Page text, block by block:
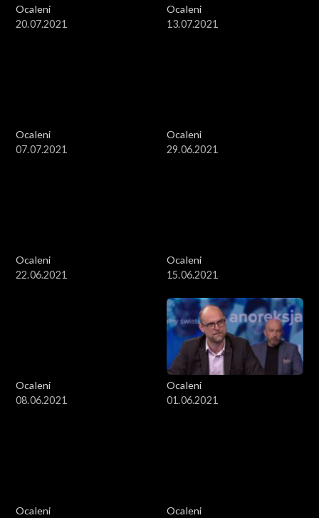
Ocaleni
20.07.2021
Ocaleni
13.07.2021
Ocaleni
07.07.2021
Ocaleni
29.06.2021
Ocaleni
22.06.2021
Ocaleni
15.06.2021
Ocaleni
08.06.2021
Ocaleni
01.06.2021
Ocaleni
Ocaleni